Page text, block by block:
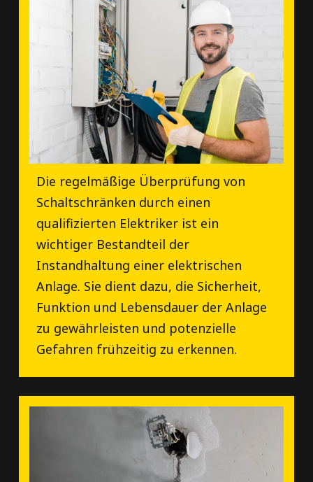
Die regelmäßige Überprüfung von
Schaltschränken durch einen
qualifizierten Elektriker ist ein
wichtiger Bestandteil der
Instandhaltung einer elektrischen
Anlage. Sie dient dazu, die Sicherheit,
Funktion und Lebensdauer der Anlage
zu gewährleisten und potenzielle
Gefahren frühzeitig zu erkennen.